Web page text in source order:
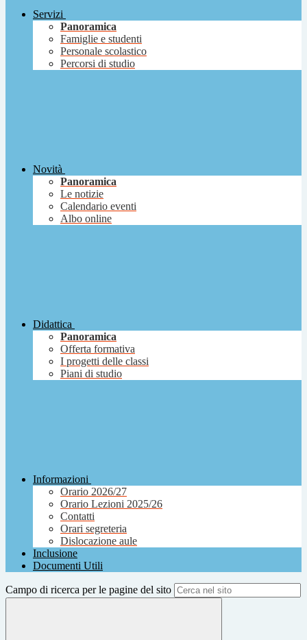
Servizi
Panoramica
Famiglie e studenti
Personale scolastico
Percorsi di studio
Novità
Panoramica
Le notizie
Calendario eventi
Albo online
Didattica
Panoramica
Offerta formativa
I progetti delle classi
Piani di studio
Informazioni
Orario 2026/27
Orario Lezioni 2025/26
Contatti
Orari segreteria
Dislocazione aule
Inclusione
Documenti Utili
Campo di ricerca per le pagine del sito